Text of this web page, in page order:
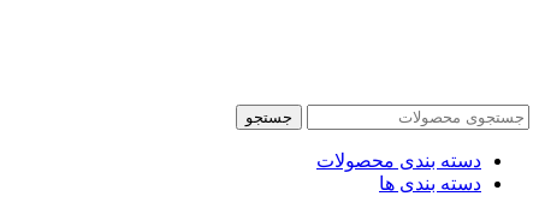
جستجو
دسته بندی محصولات
دسته بندی ها